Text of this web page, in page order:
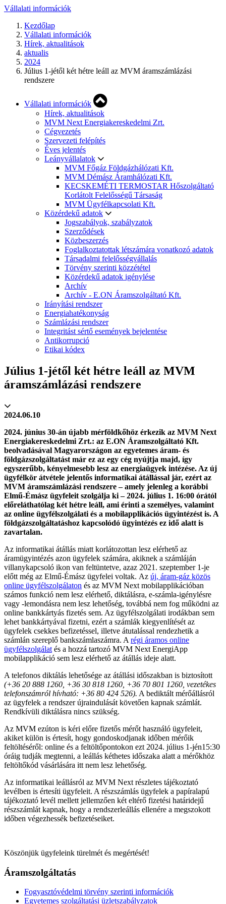
Vállalati információk
Kezdőlap
Vállalati információk
Hírek, aktualitások
aktualis
2024
Július 1-jétől két hétre leáll az MVM áramszámlázási
rendszere
Vállalati információk
Hírek, aktualitások
MVM Next Energiakereskedelmi Zrt.
Cégvezetés
Szervezeti felépítés
Éves jelentés
Leányvállalatok
MVM Főgáz Földgázhálózati Kft.
MVM Démász Áramhálózati Kft.
KECSKEMÉTI TERMOSTAR Hőszolgáltató
Korlátolt Felelősségű Társaság
MVM Ügyfélkapcsolati Kft.
Közérdekű adatok
Jogszabályok, szabályzatok
Szerződések
Közbeszerzés
Foglalkoztatottak létszámára vonatkozó adatok
Társadalmi felelősségvállalás
Törvény szerinti közzététel
Közérdekű adatok igénylése
Archív
Archív - E.ON Áramszolgáltató Kft.
Irányítási rendszer
Energiahatékonyság
Számlázási rendszer
Integritást sértő események bejelentése
Antikorrupció
Etikai kódex
Július 1-jétől két hétre leáll az MVM
áramszámlázási rendszere
2024.06.10
2024. június 30-án újabb mérföldkőhöz érkezik az MVM Next
Energiakereskedelmi Zrt.: az E.ON Áramszolgáltató Kft.
beolvadásával Magyarországon az egyetemes áram- és
földgázszolgáltatást már ez az egy cég nyújtja majd, így
egyszerűbb, kényelmesebb lesz az energiaügyek intézése. Az új
ügyfélkör átvétele jelentős informatikai átállással jár, ezért az
MVM áramszámlázási rendszere – amely jelenleg a korábbi
Elmű-Émász ügyfeleit szolgálja ki – 2024. július 1. 16:00 órától
előreláthatólag két hétre leáll, ami érinti a személyes, valamint
az online ügyfélszolgálati és a mobilapplikációs ügyintézést is. A
földgázszolgáltatáshoz kapcsolódó ügyintézés ez idő alatt is
zavartalan.
Az informatikai átállás miatt korlátozottan lesz elérhető az
áramügyintézés azon ügyfelek számára, akiknek a számláján
villanykapcsoló ikon van feltüntetve, azaz 2021. szeptember 1-je
előtt még az Elmű-Émász ügyfelei voltak. Az új, áram-gáz közös
online ügyfélszolgálaton és az MVM Next mobilapplikációban
számos funkció nem lesz elérhető, diktálásra, e-számla-igénylésre
vagy -lemondásra nem lesz lehetőség, továbbá nem fog működni az
online bankkártyás fizetés sem. Az ügyfélszolgálati irodákban sem
lehet bankkártyával fizetni, ezért a számlák kiegyenlítését az
ügyfelek csekkes befizetéssel, illetve átutalással rendezhetik a
számlán szereplő bankszámlaszámra. A régi áramos online
ügyfélszolgálat és a hozzá tartozó MVM Next EnergiApp
mobilapplikáció sem lesz elérhető az átállás ideje alatt.
A telefonos diktálás lehetősége az átállási időszakban is biztosított
(+36 20 888 1260, +36 30 818 1260, +36 70 801 1260, vezetékes
telefonszámról hívható: +36 80 424 526). A bediktált mérőállásról
az ügyfelek a rendszer újraindulását követően kapnak számlát.
Rendkívüli diktálásra nincs szükség.
Az MVM ezúton is kéri előre fizetős mérőt használó ügyfeleit,
akiket külön is értesít, hogy gondoskodjanak időben mérőik
feltöltéséről: online és a feltöltőpontokon ezt 2024. július 1-jén15:30
óráig tudják megtenni, a leállás kéthetes időszaka alatt a mérőkhöz
feltöltőkód vásárlására itt nem lesz lehetőség.
Az informatikai leállásról az MVM Next részletes tájékoztató
levélben is értesíti ügyfeleit. A részszámlás ügyfelek a papíralapú
tájékoztató levél mellett jellemzően két eltérő fizetési határidejű
részszámlát kapnak, hogy a rendszerleállás ellenére a megszokott
időben végezhessék befizetéseiket.
Köszönjük ügyfeleink türelmét és megértését!
Áramszolgáltatás
Fogyasztóvédelmi törvény szerinti információk
Egyetemes szolgáltatási üzletszabályzatok